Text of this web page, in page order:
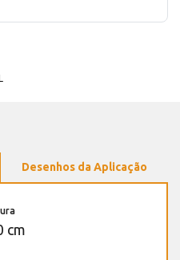
Desenhos da Aplicação
cm